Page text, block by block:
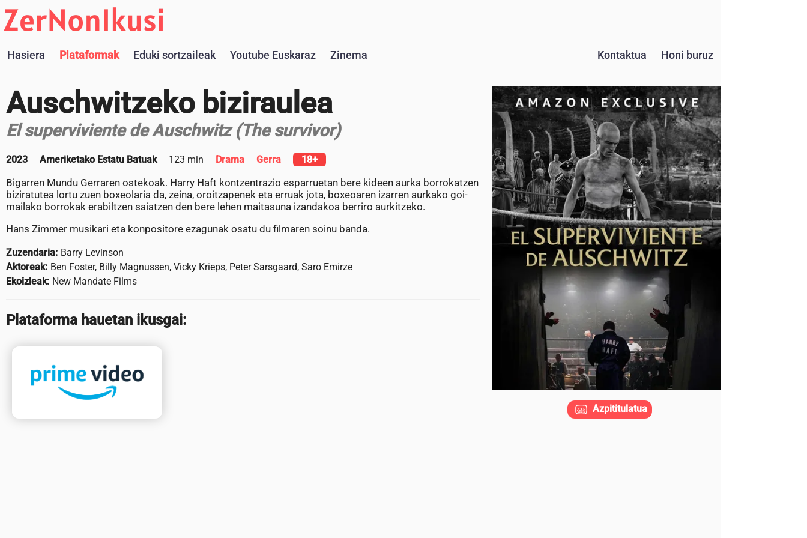
Hasiera Plataformak Eduki sortzaileak Youtube Euskaraz Zinema Kontaktua Honi buruz
Auschwitzeko biziraulea
El superviviente de Auschwitz (The survivor)
2023 Ameriketako Estatu Batuak 123 min Drama Gerra 18+
Bigarren Mundu Gerraren ostekoak. Harry Haft kontzentrazio esparruetan bere kideen aurka borrokatzen
biziratutea lortu zuen boxeolaria da, zeina, oroitzapenek eta erruak jota, boxeoaren izarren aurkako goi-
mailako borrokak erabiltzen saiatzen den bere lehen maitasuna izandakoa berriro aurkitzeko.
Hans Zimmer musikari eta konpositore ezagunak osatu du filmaren soinu banda.
Zuzendaria: Barry Levinson
Aktoreak: Ben Foster, Billy Magnussen, Vicky Krieps, Peter Sarsgaard, Saro Emirze
Ekoizleak: New Mandate Films
Plataforma hauetan ikusgai:
Azpititulatua